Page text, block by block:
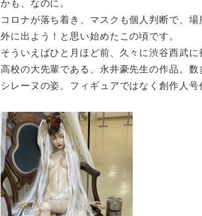
かも、なのに。
コロナが落ち着き、マスクも個人判断で、
外に出よう！と思い始めたこの頃です。
そういえばひと月ほど前、久々に渋谷西武
高校の大先輩である、永井豪先生の作品。
シレーヌの姿。フィギュアではなく創作人